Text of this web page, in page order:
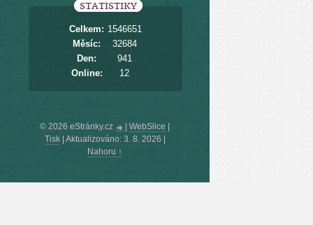
STATISTIKY
Online: 12
Celkem: 1546651
Měsíc:
32684
Den:
941
© 2026 eStránky.cz WebSlice
Tisk| Aktualizováno: 3. 8. 2026
Nahoru ↑